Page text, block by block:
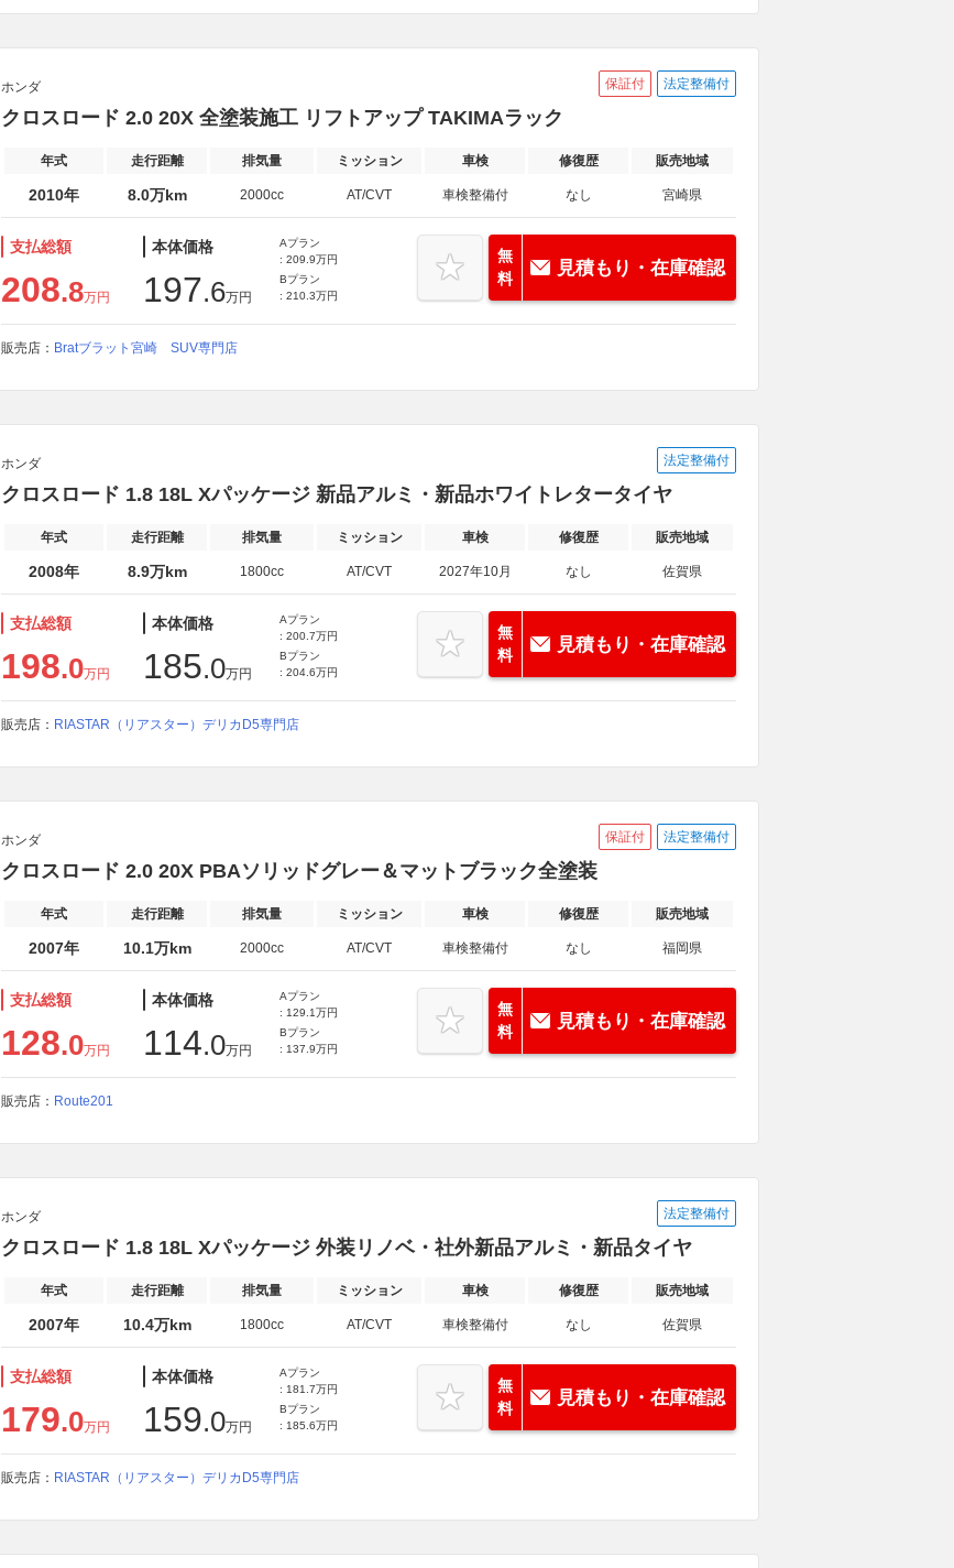
ホンダ 保証付 法定整備付
クロスロード 2.0 20X 全塗装施工 リフトアップ TAKIMAラック
年式 走行距離 排気量 ミッション 車検 修復歴 販売地域
2010年 8.0万km 2000cc AT/CVT 車検整備付 なし 宮崎県
支払総額
208.8万円
本体価格
197.6万円
Aプラン
: 209.9万円
Bプラン
: 210.3万円
無
料
見積もり・在庫確認
販売店： Bratブラット宮崎 SUV専門店
ホンダ 法定整備付
クロスロード 1.8 18L Xパッケージ 新品アルミ・新品ホワイトレタータイヤ
年式 走行距離 排気量 ミッション 車検 修復歴 販売地域
2008年 8.9万km 1800cc AT/CVT 2027年10月 なし 佐賀県
支払総額
198.0万円
本体価格
185.0万円
Aプラン
: 200.7万円
Bプラン
: 204.6万円
無
料
見積もり・在庫確認
販売店： RIASTAR（リアスター）デリカD5専門店
ホンダ 保証付 法定整備付
クロスロード 2.0 20X PBAソリッドグレー＆マットブラック全塗装
年式 走行距離 排気量 ミッション 車検 修復歴 販売地域
2007年 10.1万km 2000cc AT/CVT 車検整備付 なし 福岡県
支払総額
128.0万円
本体価格
114.0万円
Aプラン
: 129.1万円
Bプラン
: 137.9万円
無
料
見積もり・在庫確認
販売店： Route201
ホンダ 法定整備付
クロスロード 1.8 18L Xパッケージ 外装リノベ・社外新品アルミ・新品タイヤ
年式 走行距離 排気量 ミッション 車検 修復歴 販売地域
2007年 10.4万km 1800cc AT/CVT 車検整備付 なし 佐賀県
支払総額
179.0万円
本体価格
159.0万円
Aプラン
: 181.7万円
Bプラン
: 185.6万円
無
料
見積もり・在庫確認
販売店： RIASTAR（リアスター）デリカD5専門店